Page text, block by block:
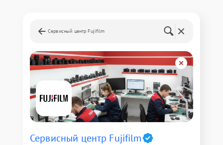
Сервисный центр Fujifilm
Сервисный центр Fujifilm